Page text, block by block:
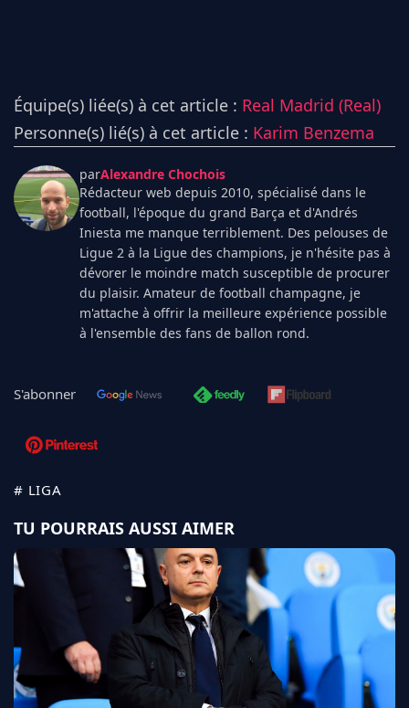
Équipe(s) liée(s) à cet article : Real Madrid (Real)
Personne(s) lié(s) à cet article : Karim Benzema
parAlexandre Chochois
Rédacteur web depuis 2010, spécialisé dans le
football, l'époque du grand Barça et d'Andrés
Iniesta me manque terriblement. Des pelouses de
Ligue 2 à la Ligue des champions, je n'hésite pas à
dévorer le moindre match susceptible de procurer
du plaisir. Amateur de football champagne, je
m'attache à offrir la meilleure expérience possible
à l'ensemble des fans de ballon rond.
S'abonner
# LIGA
TU POURRAIS AUSSI AIMER